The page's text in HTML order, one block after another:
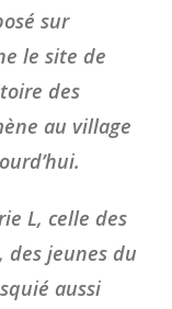
sur
le site de
des
au village
L, celle des
des jeunes du
aussi